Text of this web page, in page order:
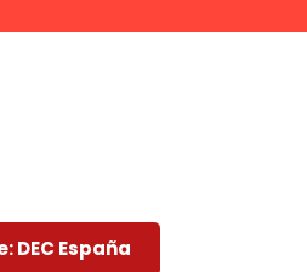
DEC España